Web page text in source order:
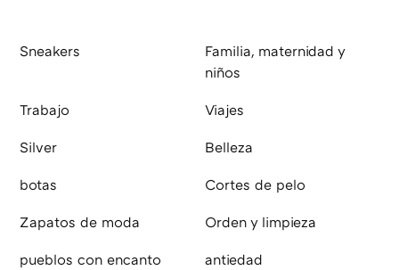
Sneakers
Familia, maternidad y
niños
Trabajo Viajes
Silver Belleza
botas Cortes de pelo
Zapatos de moda Orden y limpieza
pueblos con encanto antiedad